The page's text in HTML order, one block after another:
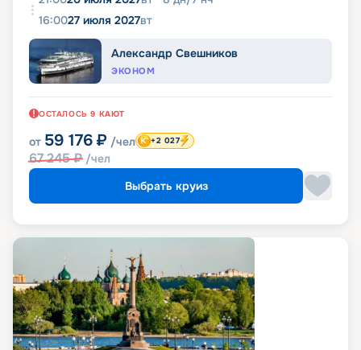
16:0027 июля 2027вт
Александр Свешников
ЭКОНОМ
ОСТАЛОСЬ 9 КАЮТ
от 59 176 ₽ /чел
67 245₽ /чел
+2 027
Выбрать круиз